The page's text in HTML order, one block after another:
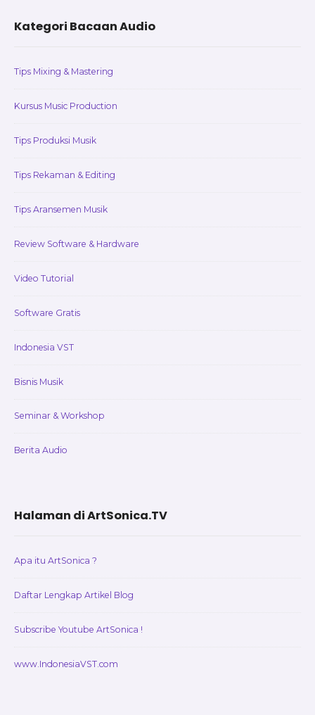
Kategori Bacaan Audio
Tips Mixing & Mastering
Kursus Music Production
Tips Produksi Musik
Tips Rekaman & Editing
Tips Aransemen Musik
Review Software & Hardware
Video Tutorial
Software Gratis
Indonesia VST
Bisnis Musik
Seminar & Workshop
Berita Audio
Halaman di ArtSonica.TV
Apa itu ArtSonica ?
Daftar Lengkap Artikel Blog
Subscribe Youtube ArtSonica !
www.IndonesiaVST.com